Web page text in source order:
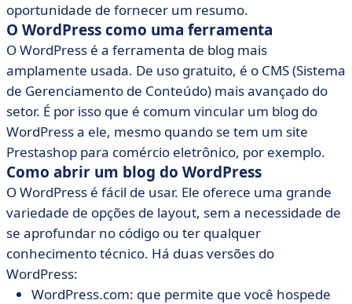
oportunidade de fornecer um resumo.
O WordPress como uma ferramenta
O WordPress é a ferramenta de blog mais
amplamente usada. De uso gratuito, é o CMS (Sistema
de Gerenciamento de Conteúdo) mais avançado do
setor. É por isso que é comum vincular um blog do
WordPress a ele, mesmo quando se tem um site
Prestashop para comércio eletrônico, por exemplo.
Como abrir um blog do WordPress
O WordPress é fácil de usar. Ele oferece uma grande
variedade de opções de layout, sem a necessidade de
se aprofundar no código ou ter qualquer
conhecimento técnico. Há duas versões do
WordPress:
WordPress.com: que permite que você hospede